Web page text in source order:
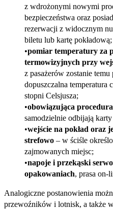
z wdrożonymi nowymi
bezpieczeństwa oraz
rezerwacji z widocznym
biletu lub kartę pokładową;
pomiar temperatury za
termowizyjnych przy
z pasażerów zostanie
dopuszczalna temperatura
stopni Celsjusza;
obowiązująca
samodzielnie odbijają
wejście na pokład oraz
strefowo – w ściśle
zajmowanych miejsc;
napoje i przekąski
opakowaniach, prasa
Analogiczne postanowienia
przewoźników i lotnisk, a także